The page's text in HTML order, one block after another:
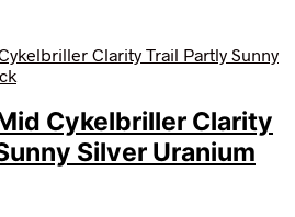
Cykelbriller Clarity
Silver Uranium